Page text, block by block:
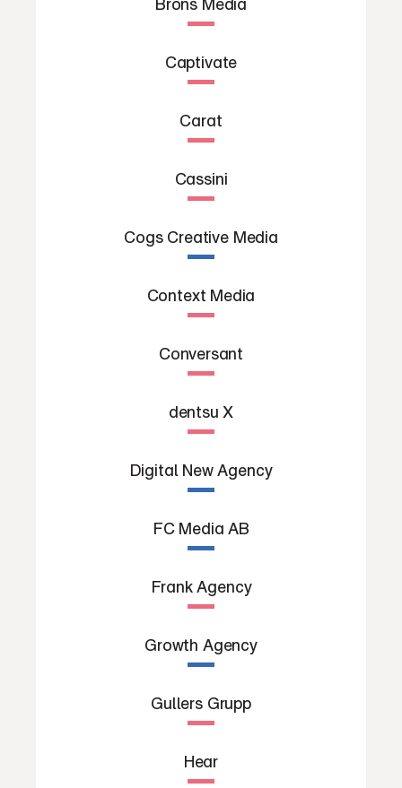
Captivate
Carat
Cassini
Cogs Creative Media
Context Media
Conversant
dentsu X
Digital New Agency
FC Media AB
Frank Agency
Growth Agency
Gullers Grupp
Hear